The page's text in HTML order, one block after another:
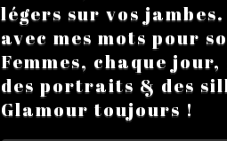
légers sur vos
avec mes mots pour
Femmes, chaque
des portraits & des
Glamour toujours !